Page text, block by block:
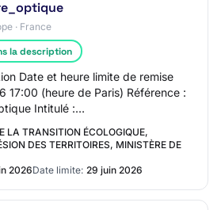
· France
la description
Date et heure limite de remise
(heure de Paris) Référence :
Intitulé :
Objet : Dans la pers…
LA TRANSITION ÉCOLOGIQUE,
DES TERRITOIRES, MINISTÈRE DE
2026Date limite: 29 juin 2026